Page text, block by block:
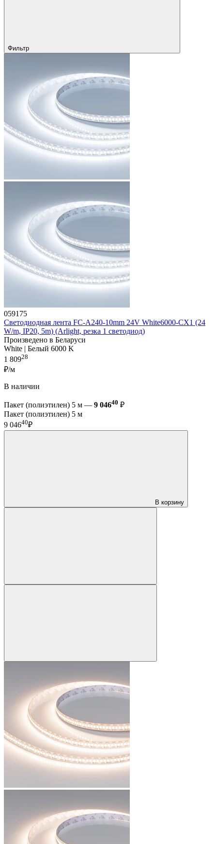
Фильтр
059175
Светодиодная лента FC-A240-10mm 24V White6000-CX1 (24
W/m, IP20, 5m) (Arlight, резка 1 светодиод)
Произведено в Беларуси
White | Белый 6000 K
1 80928
₽/м
В наличии
Пакет (полиэтилен) 5 м — 9 04640 ₽
Пакет (полиэтилен) 5 м
9 04640₽
В корзину